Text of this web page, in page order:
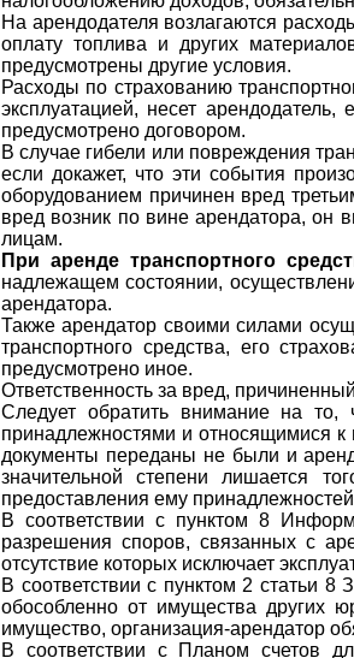
На арендодателя возлагаются
оплату топлива и других
предусмотрены другие условия.
Расходы по страхованию
эксплуатацией, несет
предусмотрено договором.
В случае гибели или повреждения
если докажет, что эти события
оборудованием причинен вред
вред возник по вине арендатора, он
лицам.
При аренде транспортного
надлежащем состоянии,
арендатора.
Также арендатор своими силами
транспортного средства, его
предусмотрено иное.
Ответственность за вред,
Следует обратить внимание на
принадлежностями и относящимися
документы переданы не были и
значительной степени лишается
предоставления ему
В соответствии с пунктом 8
разрешения споров, связанных с
отсутствие которых исключает
В соответствии с пунктом 2 статьи
обособленно от имущества других
имущество, организация-арендатор
В соответствии с Планом счетов